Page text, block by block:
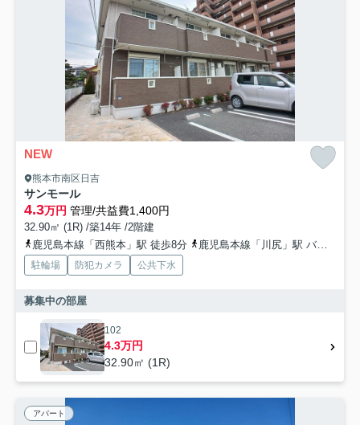
NEW
熊本市南区日吉
サンモール
4.3万円 管理/共益費1,400円
32.90㎡ (1R) /築14年 /2階建
鹿児島本線「西熊本」駅 徒歩8分
鹿児島本線「川尻」駅 バス5分 「刈草」 停歩5分
駐輪場 防犯カメラ 公共下水
募集中の部屋
102
4.3万円
32.90㎡ (1R)
アパート